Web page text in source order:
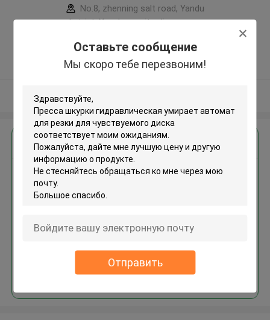
Оставьте сообщение
Мы скоро тебе перезвоним!
Отправить
No.8, zhenning salt road, Yandu
district, Yancheng city, Jiangsu
5.0
Подтверженный
Осмотрите больше
Получить лучшую цену для
Пресса шкурки
гидравлическая умирает
Продолжать